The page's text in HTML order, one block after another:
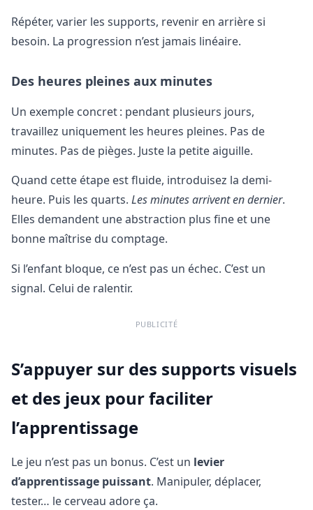
Répéter, varier les supports, revenir en arrière si
besoin. La progression n’est jamais linéaire.
Des heures pleines aux minutes
Un exemple concret : pendant plusieurs jours,
travaillez uniquement les heures pleines. Pas de
minutes. Pas de pièges. Juste la petite aiguille.
Quand cette étape est fluide, introduisez la demi-
heure. Puis les quarts. Les minutes arrivent en dernier.
Elles demandent une abstraction plus fine et une
bonne maîtrise du comptage.
Si l’enfant bloque, ce n’est pas un échec. C’est un
signal. Celui de ralentir.
PUBLICITÉ
S’appuyer sur des supports visuels
et des jeux pour faciliter
l’apprentissage
Le jeu n’est pas un bonus. C’est un levier
d’apprentissage puissant. Manipuler, déplacer,
tester… le cerveau adore ça.